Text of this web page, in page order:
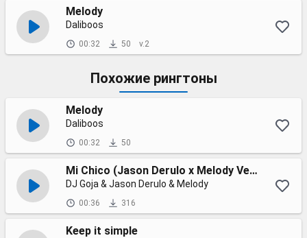
Melody
Daliboos
00:32 50 v.2
Похожие рингтоны
Melody
Daliboos
00:32 50
Mi Chico (Jason Derulo x Melody Version)
DJ Goja & Jason Derulo & Melody
00:36 316
Keep it simple